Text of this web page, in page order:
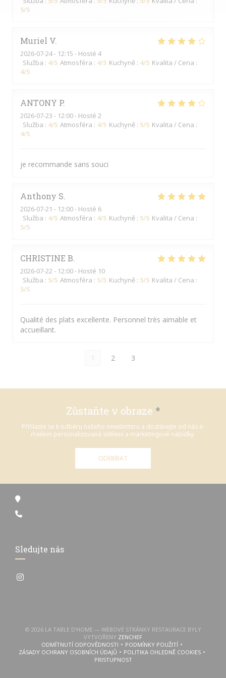
5/5
Muriel V
2026-07-24- 12:15 - Hosté 4
Služba : 4/5 Atmosféra : 4/5 Kuchyně : 4/5 Kvalita / Cena :
4/5
ANTONY P
2026-07-23 - 12:00 - Hosté 2
Služba : 4/5 Atmosféra : 4/5 Kuchyně : 5/5 Kvalita / Cena :
4/5
je recommande sans souci
Anthony S
2026-07-21 - 12:00 - Hosté 6
Služba : 4/5 Atmosféra : 4/5 Kuchyně : 5/5 Kvalita / Cena :
5/5
CHRISTINE B
2026-07-22 - 12:00 - Hosté 10
Služba : 5/5 Atmosféra : 5/5 Kuchyně : 5/5 Kvalita / Cena :
5/5
Qualité des plats excellente. Personnel très aimable et
accueillant.
1 2 3
Zůstaňte v obraze *
Přihlaste se k odběru našeho newsletteru a dostávejte od nás e-
mailem personalizovaná sdělení a marketingové nabídky.
ODEBÍRAT
Sledujte nás
Instagram ((otevře se v novém okně))
© 2026 LA TABLE D'HOME — WEBOVÉ STRÁNKY RESTAURACE BYLY
VYTVOŘENY ZENCHEF((OTEVŘE SE V NOVÉM OKNĚ))
ODMÍTNUTÍ ODPOVĚDNOSTI((OTEVŘE SE V NOVÉM OKNĚ))
PODMÍNKY POUŽITÍ((OTEVŘE SE V NOVÉM
ZÁSADY OCHRANY OSOBNÍCH ÚDAJŮ
((OTEVŘE SE V NOVÉM OKNĚ))POLITIKA OHLEDNĚ COOKIES
((OTEVŘE SE V NOVÉM
PRISTUPNOST
((OTEVŘE SE V NOVÉM OKNĚ))